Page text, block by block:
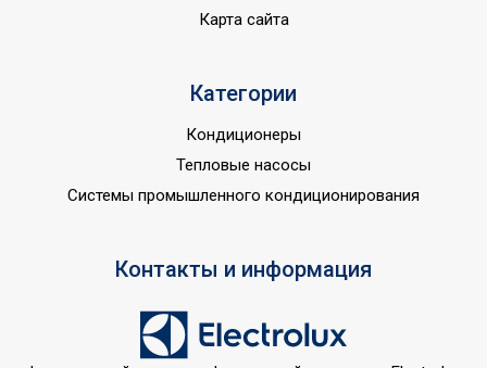
Карта сайта
Категории
Кондиционеры
Тепловые насосы
Системы промышленного кондиционирования
Контакты и информация